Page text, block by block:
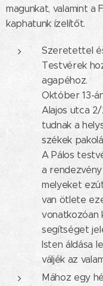
magunkat, valamint a
kaphatunk ízelítőt.
Szeretettel
Testvérek
agapéhoz.
Október 13-
Alajos utca 2/
tudnak a
székek
A Pálos
a
melyeket
van ötlete
vonatkozóan
segítséget
Isten áldása
váljék az
Mához egy